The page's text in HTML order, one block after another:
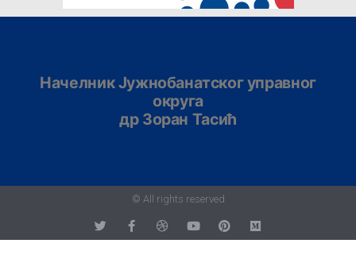
Начелник Јужнобанатског управног
округа
др Зоран Тасић
© All rights reserved